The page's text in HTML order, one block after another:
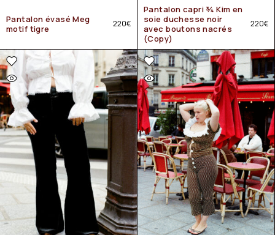
Pantalon évasé Meg
motif tigre
220€
Pantalon capri ¾ Kim en
soie duchesse noir
avec boutons nacrés
(Copy)
220€